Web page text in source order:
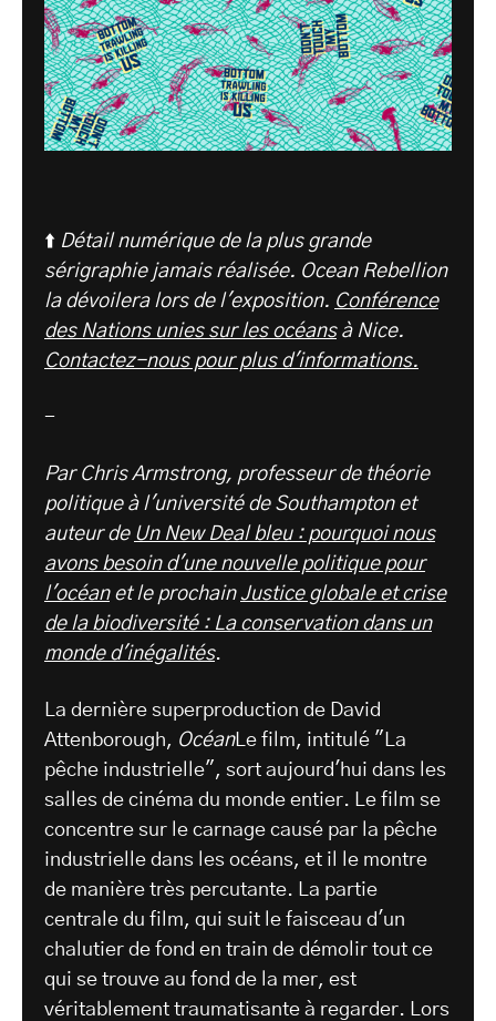
⬆️ Détail numérique de la plus grande
sérigraphie jamais réalisée. Ocean Rebellion
la dévoilera lors de l'exposition. Conférence
des Nations unies sur les océansà Nice.
Contactez-nous pour plus d'informations.
-
Par Chris Armstrong, professeur de théorie
politique à l'université de Southampton et
auteur de Un New Deal bleu : pourquoi nous
avons besoin d'une nouvelle politique pour
l'océanet le prochainJustice globale et crise
de la biodiversité : La conservation dans un
monde d'inégalités.
La dernière superproduction de David
Attenborough, OcéanLe film, intitulé "La
pêche industrielle", sort aujourd'hui dans les
salles de cinéma du monde entier. Le film se
concentre sur le carnage causé par la pêche
industrielle dans les océans, et il le montre
de manière très percutante. La partie
centrale du film, qui suit le faisceau d'un
chalutier de fond en train de démolir tout ce
qui se trouve au fond de la mer, est
véritablement traumatisante à regarder. Lors